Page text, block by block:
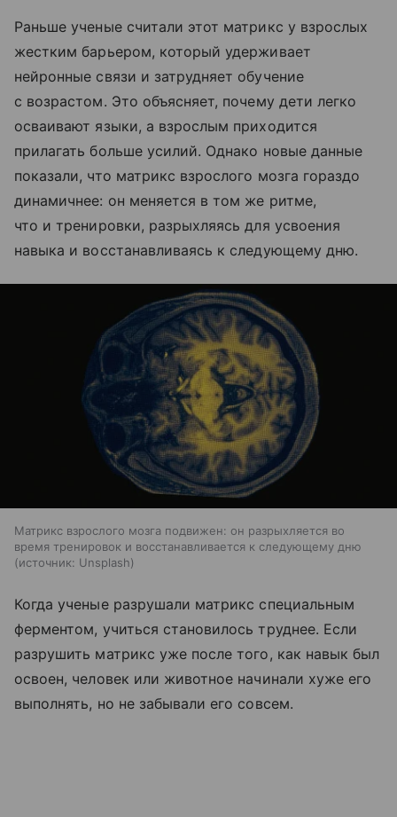
Раньше ученые считали этот матрикс у взрослых
жестким барьером, который удерживает
нейронные связи и затрудняет обучение
с возрастом. Это объясняет, почему дети легко
осваивают языки, а взрослым приходится
прилагать больше усилий. Однако новые данные
показали, что матрикс взрослого мозга гораздо
динамичнее: он меняется в том же ритме,
что и тренировки, разрыхляясь для усвоения
навыка и восстанавливаясь к следующему дню.
Матрикс взрослого мозга подвижен: он разрыхляется во
время тренировок и восстанавливается к следующему дню
источник: Unsplash
Когда ученые разрушали матрикс специальным
ферментом, учиться становилось труднее. Если
разрушить матрикс уже после того, как навык был
освоен, человек или животное начинали хуже его
выполнять, но не забывали его совсем.